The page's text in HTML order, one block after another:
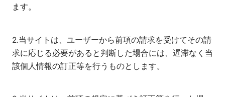
ます。
2.当サイトは、ユーザーから前項の請求を受けてその請
求に応じる必要があると判断した場合には、遅滞なく当
該個人情報の訂正等を行うものとします。